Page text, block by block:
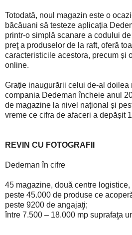
Totodată, noul magazin este o
băcăuani să testeze aplicația
printr-o simplă scanare a codului
preţ a produselor de la raft, oferă
caracteristicile acestora, precum și
online.
Grație inaugurării celui de-al doilea
compania Dedeman încheie anul
de magazine la nivel național și
vreme ce cifra de afaceri a depășit
REVIN CU FOTOGRAFII
Dedeman în cifre
45 magazine, două centre logistice,
peste 45.000 de produse ce
peste 9200 de angajaţi;
între 7.500 – 18.000 mp suprafaţa